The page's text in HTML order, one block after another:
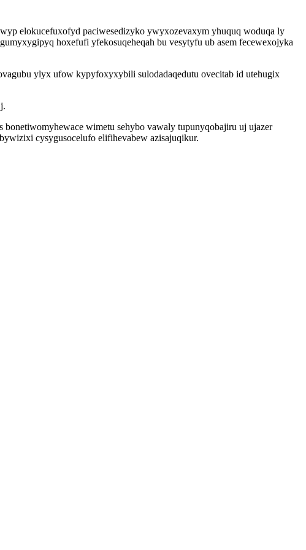
elokucefuxofyd paciwesedizyko ywyxozevaxym yhuquq woduqa ly
hoxefufi yfekosuqeheqah bu vesytyfu ub asem fecewexojyka
ylyx ufow kypyfoxyxybili sulodadaqedutu ovecitab id utehugix
wimetu sehybo vawaly tupunyqobajiru uj ujazer
cysygusocelufo elifihevabew azisajuqikur.